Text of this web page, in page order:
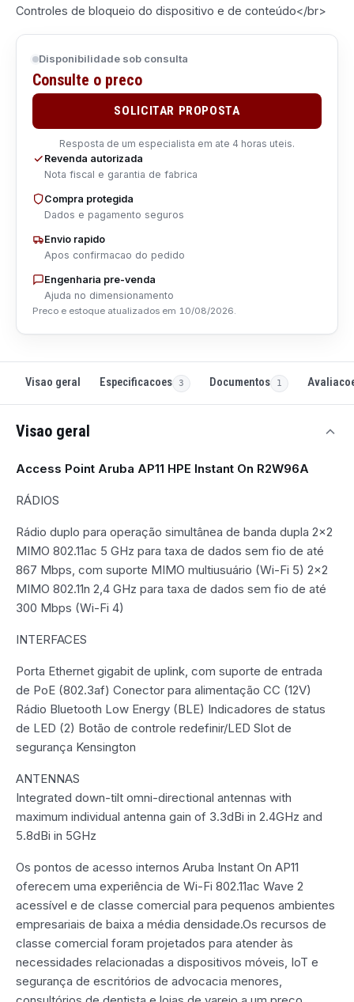
Controles de bloqueio do dispositivo e de conteúdo</br>
Disponibilidade sob consulta
Consulte o preco
SOLICITAR PROPOSTA
Resposta de um especialista em ate 4 horas uteis.
Revenda autorizada
Nota fiscal e garantia de fabrica
Compra protegida
Dados e pagamento seguros
Envio rapido
Apos confirmacao do pedido
Engenharia pre-venda
Ajuda no dimensionamento
Preco e estoque atualizados em 10/08/2026.
Visao geral Especificacoes 3 Documentos 1
Visao geral
Access Point Aruba AP11 HPE Instant On R2W96A
RÁDIOS
Rádio duplo para operação simultânea de banda dupla 2x2
MIMO 802.11ac 5 GHz para taxa de dados sem fio de até
867 Mbps, com suporte MIMO multiusuário (Wi-Fi 5) 2x2
MIMO 802.11n 2,4 GHz para taxa de dados sem fio de até
300 Mbps (Wi-Fi 4)
INTERFACES
Porta Ethernet gigabit de uplink, com suporte de entrada
de PoE (802.3af) Conector para alimentação CC (12V)
Rádio Bluetooth Low Energy (BLE) Indicadores de status
de LED (2) Botão de controle redefinir/LED Slot de
segurança Kensington
ANTENNAS
Integrated down-tilt omni-directional antennas with
maximum individual antenna gain of 3.3dBi in 2.4GHz and
5.8dBi in 5GHz
Os pontos de acesso internos Aruba Instant On AP11
oferecem uma experiência de Wi-Fi 802.11ac Wave 2
acessível e de classe comercial para pequenos ambientes
empresariais de baixa a média densidade.Os recursos de
classe comercial foram projetados para atender às
necessidades relacionadas a dispositivos móveis, IoT e
segurança de escritórios de advocacia menores,